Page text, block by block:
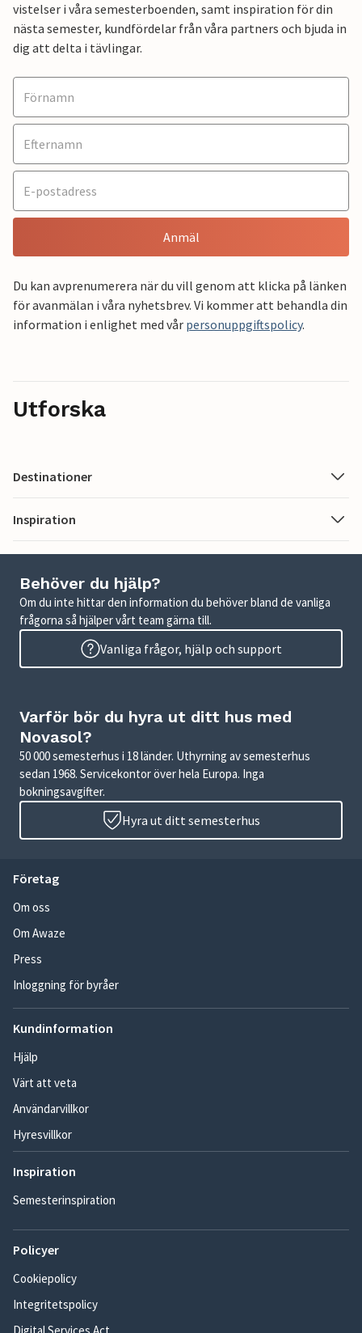
vistelser i våra semesterboenden, samt inspiration för din
nästa semester, kundfördelar från våra partners och bjuda in
dig att delta i tävlingar.
Anmäl
Du kan avprenumerera när du vill genom att klicka på länken
för avanmälan i våra nyhetsbrev. Vi kommer att behandla din
information i enlighet med vår personuppgiftspolicy.
Utforska
Destinationer
Inspiration
Behöver du hjälp?
Om du inte hittar den information du behöver bland de vanliga
frågorna så hjälper vårt team gärna till.
Vanliga frågor, hjälp och support
Varför bör du hyra ut ditt hus med
Novasol?
50 000 semesterhus i 18 länder. Uthyrning av semesterhus
sedan 1968. Servicekontor över hela Europa. Inga
bokningsavgifter.
Hyra ut ditt semesterhus
Företag
Om oss
Om Awaze
Press
Inloggning för byråer
Kundinformation
Hjälp
Värt att veta
Användarvillkor
Hyresvillkor
Inspiration
Semesterinspiration
Policyer
Cookiepolicy
Integritetspolicy